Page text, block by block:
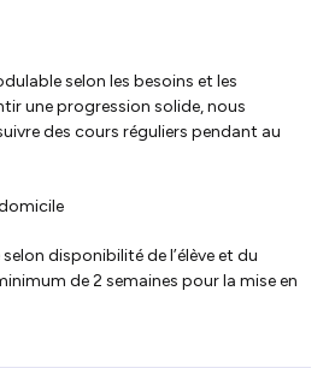
selon les besoins et les
une progression solide, nous
des cours réguliers pendant au
disponibilité de l’élève et du
de 2 semaines pour la mise en